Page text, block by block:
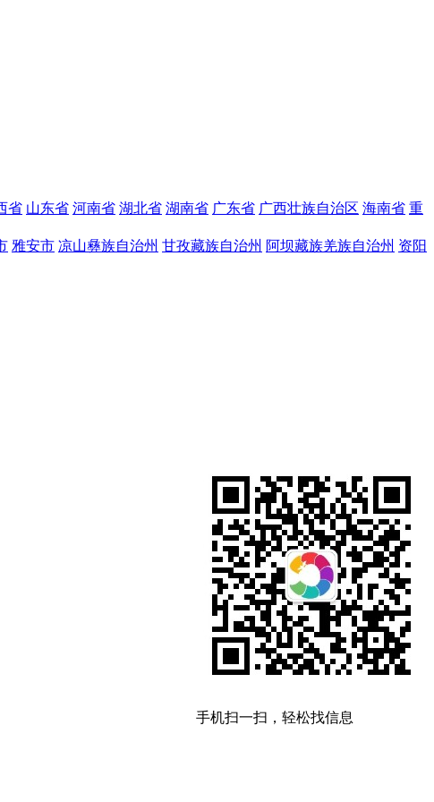
省 山东省 河南省 湖北省 湖南省 广东省 广西壮族自治区 海南省 重
雅安市 凉山彝族自治州 甘孜藏族自治州 阿坝藏族羌族自治州 资阳
手机扫一扫，轻松找信息